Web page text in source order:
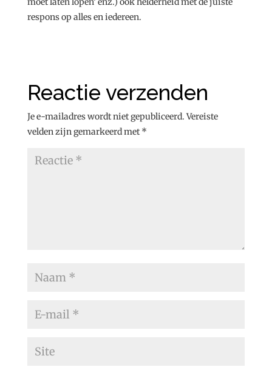
respons op alles en iedereen.
Reactie verzenden
Je e-mailadres wordt niet gepubliceerd. Vereiste
velden zijn gemarkeerd met *